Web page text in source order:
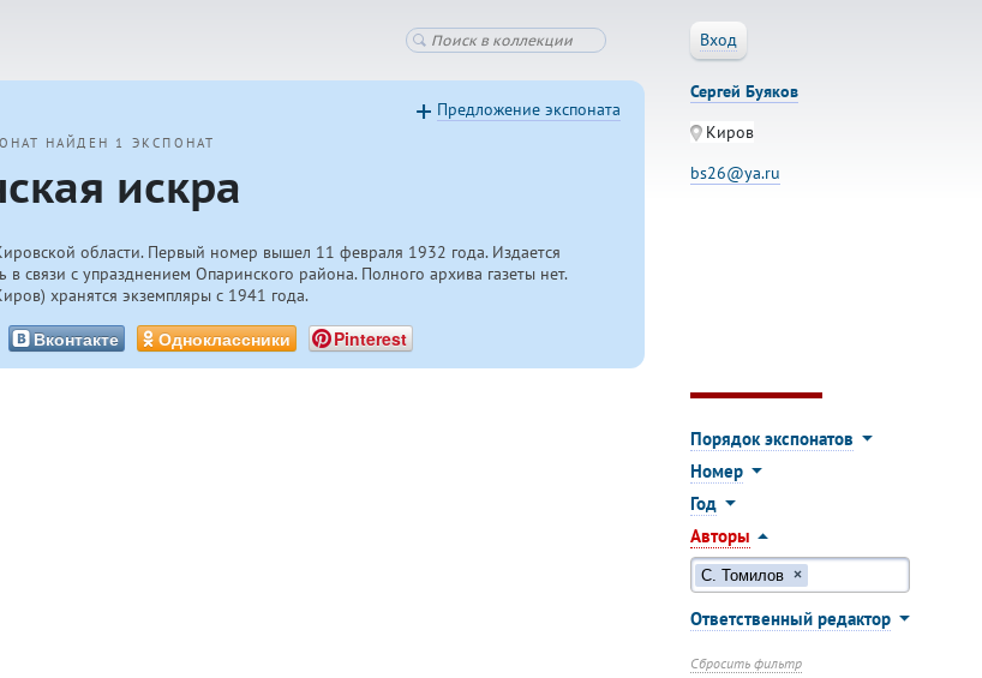
Вход
НАЙДЕН 1 ЭКСПОНАТ
искра
области. Первый номер вышел 11 февраля 1932 года. Издается
связи с упразднением Опаринского района. Полного архива газеты нет.
хранятся экземпляры с 1941 года.
Вконтакте Одноклассники Pinterest
Предложение экспоната
Сергей Буяков
Киров
bs26@ya.ru
Порядок экспонатов
Номер
Год
Авторы
С. Томилов ×
Ответственный редактор
Сбросить фильтр